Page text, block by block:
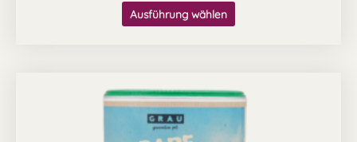
Ausführung wählen
5,90 €
bis
Produkt
weist